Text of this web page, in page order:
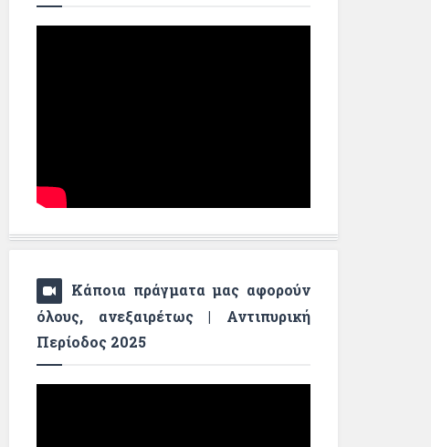
Κάποια πράγματα μας αφορούν
όλους, ανεξαιρέτως | Αντιπυρική
Περίοδος 2025